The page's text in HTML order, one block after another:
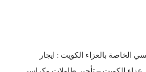
الخاصة بالعزاء الكويت : ايجار